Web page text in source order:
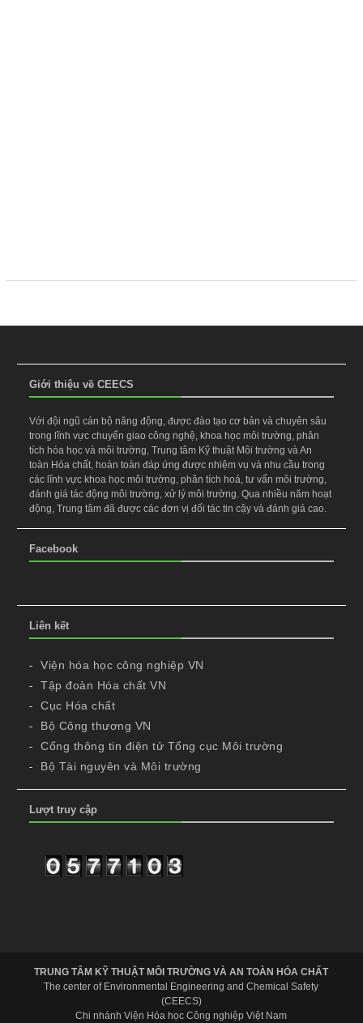
Giới thiệu về CEECS
Với đội ngũ cán bộ năng động, được đào tạo cơ bản và chuyên sâu
trong lĩnh vực chuyển giao công nghệ, khoa học môi trường, phân
tích hóa học và môi trường, Trung tâm Kỹ thuật Môi trường và An
toàn Hóa chất, hoàn toàn đáp ứng được nhiệm vụ và nhu cầu trong
các lĩnh vực khoa học môi trường, phân tích hoá, tư vấn môi trường,
đánh giá tác động môi trường, xử lý môi trường. Qua nhiều năm hoạt
động, Trung tâm đã được các đơn vị đối tác tin cậy và đánh giá cao.
Facebook
Liên kết
Viện hóa học công nghiệp VN
Tập đoàn Hóa chất VN
Cục Hóa chất
Bộ Công thương VN
Cổng thông tin điện tử Tổng cục Môi trường
Bộ Tài nguyên và Môi trường
Lượt truy cập
TRUNG TÂM KỸ THUẬT MÔI TRƯỜNG VÀ AN TOÀN HÓA CHẤT
The center of Environmental Engineering and Chemical Safety
(CEECS)
Chi nhánh Viện Hóa học Công nghiệp Việt Nam